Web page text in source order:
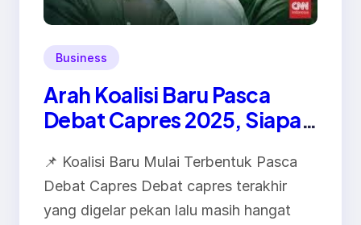
Business
Arah Koalisi Baru Pasca
Debat Capres 2025, Siapa
📌 Koalisi Baru Mulai Terbentuk Pasca
Debat Capres Debat capres terakhir
yang digelar pekan lalu masih hangat